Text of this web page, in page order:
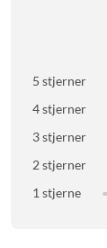
Bruk: Ved
2 ×
5 stjerner
4 stjerner
3 stjerner
2 stjerner
1 stjerne